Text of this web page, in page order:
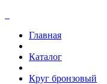
Главная
Каталог
Круг бронзовый